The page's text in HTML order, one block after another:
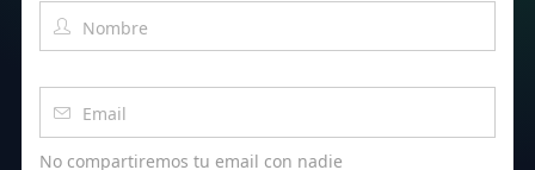
No compartiremos tu email con nadie